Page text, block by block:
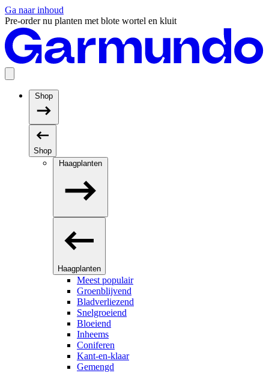
Ga naar inhoud
Pre-order nu planten met blote wortel en kluit
Shop
Shop
Haagplanten
Haagplanten
Meest populair
Groenblijvend
Bladverliezend
Snelgroeiend
Bloeiend
Inheems
Coniferen
Kant-en-klaar
Gemengd